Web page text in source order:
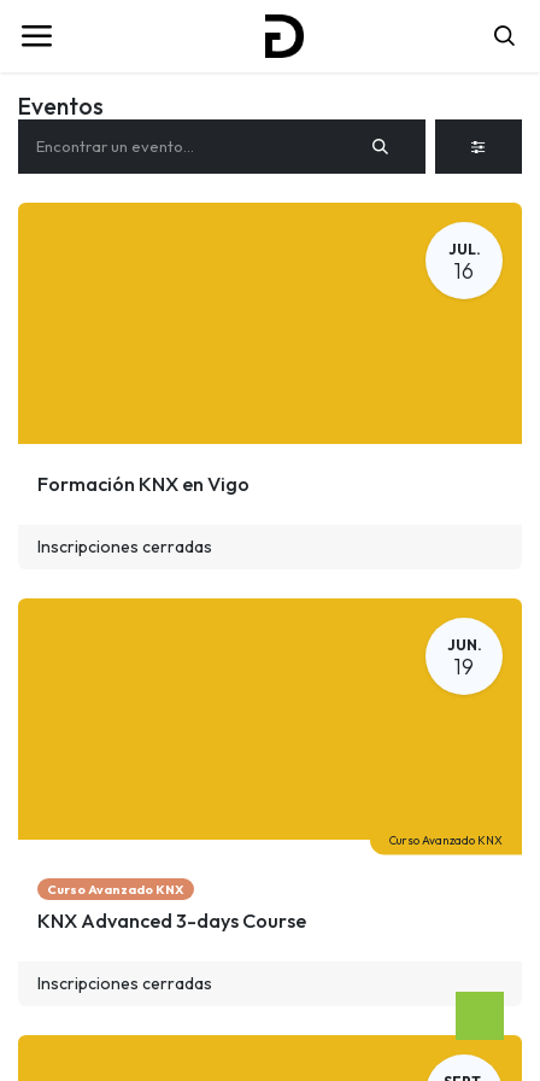
Eventos
JUL.
16
Formación KNX en Vigo
Inscripciones cerradas
JUN.
19
Curso Avanzado KNX
Curso Avanzado KNX
KNX Advanced 3-days Course
Inscripciones cerradas